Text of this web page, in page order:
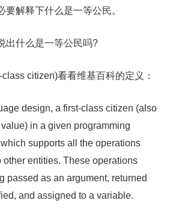
要解释下什么是一等公民。
出什么是一等公民吗?
citizen)看看维基百科的定义：
design, a first-class citizen (also
in a given programming
supports all the operations
entities. These operations
passed as an argument, returned
and assigned to a variable.